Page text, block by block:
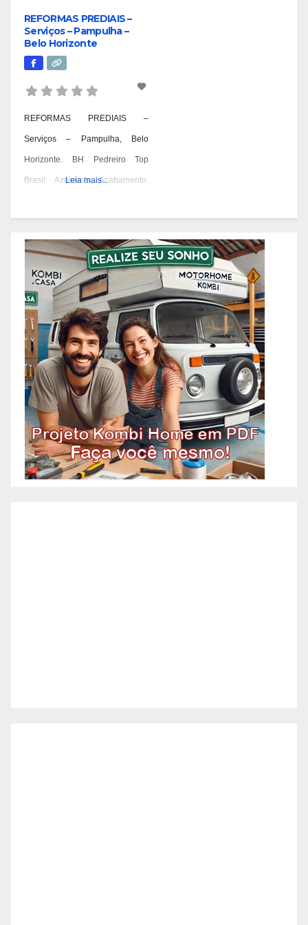
REFORMAS PREDIAIS –
Serviços – Pampulha –
Belo Horizonte
REFORMAS PREDIAIS –
Serviços – Pampulha, Belo
Horizonte. BH Pedreiro Top
Brasil: Azulejista, Acabamento,
Construções e OAC. Pedreiro:
Geral, Azulejista, Acabamento,
Alvenaria, Reformas,
Construções, Manutenção e
OAC! Quando você pensa em
Pedreiro, imagina aquele
profissional que faz tudo
relacionado à construção?
Acontece que atualmente os
pedreiros se especializaram em
algumas etapas específicas da
construção. A necessidade de
agilidade
Leia mais...